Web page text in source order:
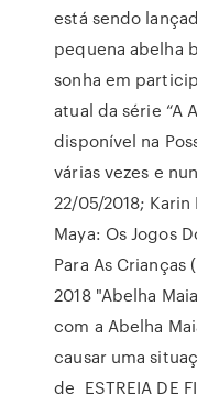
está sendo
pequena abelha
sonha em
atual da série “A
disponível na
várias vezes e
22/05/2018;
Maya: Os Jogos
Para As Crianças
2018 "Abelha
com a Abelha
causar uma
de ESTREIA DE